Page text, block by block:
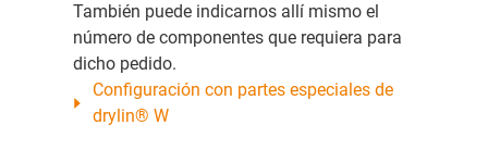
También puede indicarnos allí mismo el
número de componentes que requiera para
dicho pedido.
Configuración con partes especiales de
drylin® W